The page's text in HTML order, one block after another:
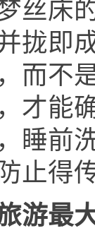
丝床
拢即
而不
才能
睡前
止得
游最